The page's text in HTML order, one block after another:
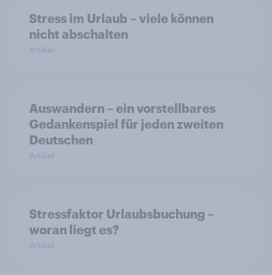
Stress im Urlaub – viele können
nicht abschalten
Artikel
Auswandern – ein vorstellbares
Gedankenspiel für jeden zweiten
Deutschen
Artikel
Stressfaktor Urlaubsbuchung –
woran liegt es?
Artikel